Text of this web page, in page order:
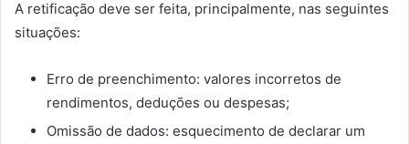
A retificação deve ser feita, principalmente, nas seguintes
situações:
Erro de preenchimento: valores incorretos de
rendimentos, deduções ou despesas;
Omissão de dados: esquecimento de declarar um